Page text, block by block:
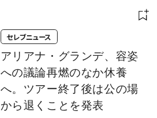
セレブニュース
アリアナ・グランデ、容姿
への議論再燃のなか休養
へ。ツアー終了後は公の場
から退くことを発表